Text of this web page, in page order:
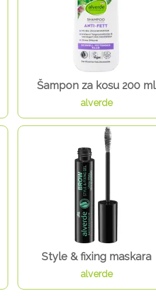
Šampon za kosu 200 ml
alverde
Style & fixing maskara
alverde